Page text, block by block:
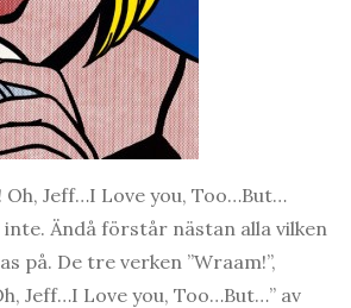
Jeff…I Love you, Too…But…
inte. Ändå förstår nästan alla vilken
på. De tre verken ”Wraam!”,
Jeff…I Love you, Too…But…” av